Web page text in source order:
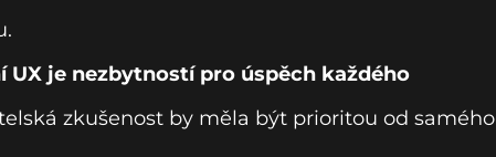
UX je nezbytností pro úspěch každého
zkušenost by měla být prioritou od samého